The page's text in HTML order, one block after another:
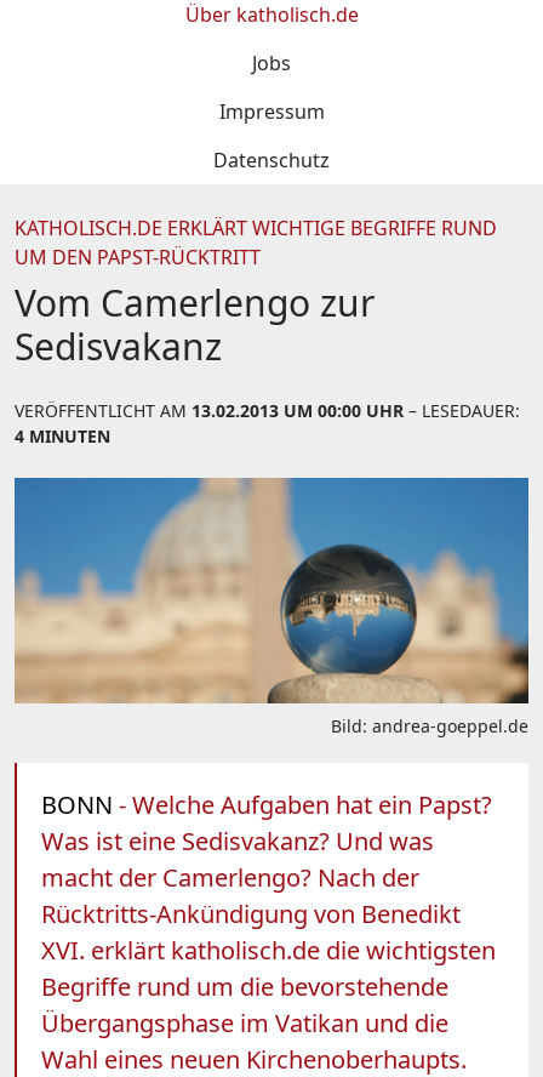
Über katholisch.de
Jobs
Impressum
Datenschutz
KATHOLISCH.DE ERKLÄRT WICHTIGE BEGRIFFE RUND
UM DEN PAPST-RÜCKTRITT
Vom Camerlengo zur
Sedisvakanz
VERÖFFENTLICHT AM 13.02.2013 UM 00:00 UHR – LESEDAUER:
4 MINUTEN
Bild: andrea-goeppel.de
BONN - Welche Aufgaben hat ein Papst?
Was ist eine Sedisvakanz? Und was
macht der Camerlengo? Nach der
Rücktritts-Ankündigung von Benedikt
XVI. erklärt katholisch.de die wichtigsten
Begriffe rund um die bevorstehende
Übergangsphase im Vatikan und die
Wahl eines neuen Kirchenoberhaupts.